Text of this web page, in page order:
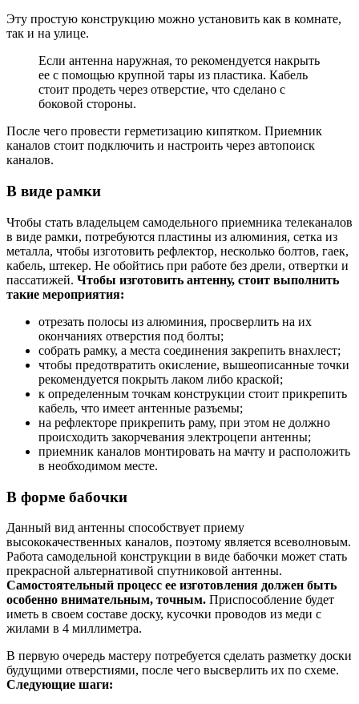
Эту простую конструкцию можно установить как в комнате,
так и на улице.
Если антенна наружная, то рекомендуется накрыть
ее с помощью крупной тары из пластика. Кабель
стоит продеть через отверстие, что сделано с
боковой стороны.
После чего провести герметизацию кипятком. Приемник
каналов стоит подключить и настроить через автопоиск
каналов.
В виде рамки
Чтобы стать владельцем самодельного приемника телеканалов
в виде рамки, потребуются пластины из алюминия, сетка из
металла, чтобы изготовить рефлектор, несколько болтов, гаек,
кабель, штекер. Не обойтись при работе без дрели, отвертки и
пассатижей. Чтобы изготовить антенну, стоит выполнить
такие мероприятия:
отрезать полосы из алюминия, просверлить на их
окончаниях отверстия под болты;
собрать рамку, а места соединения закрепить внахлест;
чтобы предотвратить окисление, вышеописанные точки
рекомендуется покрыть лаком либо краской;
к определенным точкам конструкции стоит прикрепить
кабель, что имеет антенные разъемы;
на рефлекторе прикрепить раму, при этом не должно
происходить закорчевания электроцепи антенны;
приемник каналов монтировать на мачту и расположить
в необходимом месте.
В форме бабочки
Данный вид антенны способствует приему
высококачественных каналов, поэтому является всеволновым.
Работа самодельной конструкции в виде бабочки может стать
прекрасной альтернативой спутниковой антенны.
Самостоятельный процесс ее изготовления должен быть
особенно внимательным, точным. Приспособление будет
иметь в своем составе доску, кусочки проводов из меди с
жилами в 4 миллиметра.
В первую очередь мастеру потребуется сделать разметку доски
будущими отверстиями, после чего высверлить их по схеме.
Следующие шаги: